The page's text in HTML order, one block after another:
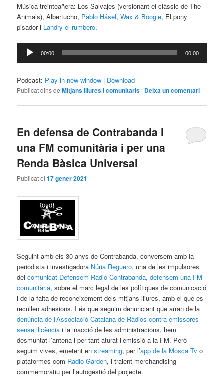
Música treinteañera: Los Salvajes (versionant el clàssic de The
Animals), Albertucho, Pablo Hásel,Wax & Boogie, El pony
pisador i Landry el rumbero.
Reproductor
d'àudio
00:00 00:00
Podcast: Play in new window | Download
Publicat dins de Mitjans lliures i comunitaris | Deixa un comentari
En defensa de Contrabanda i
una FM comunitària i per una
Renda Bàsica Universal
Publicat el17 gener 2021
Seguint amb els 30 anys de Contrabanda, conversem amb la
periodista i investigadora Núria Reguero, una de les impulsores
delcomunicat Defensem Radio Contrabanda, defensem una FM
comunitària, sobre el marc legal de les polítiques de comunicació
i de la falta de reconeixement dels mitjans lliures, amb el que es
recullen adhesions. I és que seguim denunciant que arran de la
denúncia de l’Associació Catalana de Ràdios contra emissores
sense llicència i la inacció de les administracions, hem
desmuntat l’antena i per tant aturat l’emissió a la FM. Però
seguim vives, emetent enstreaming, per l’app de la Mosca Tv o
plataformes com Radio Garden, i traient merchandising
commemoratiu per l’autogestió del projecte.